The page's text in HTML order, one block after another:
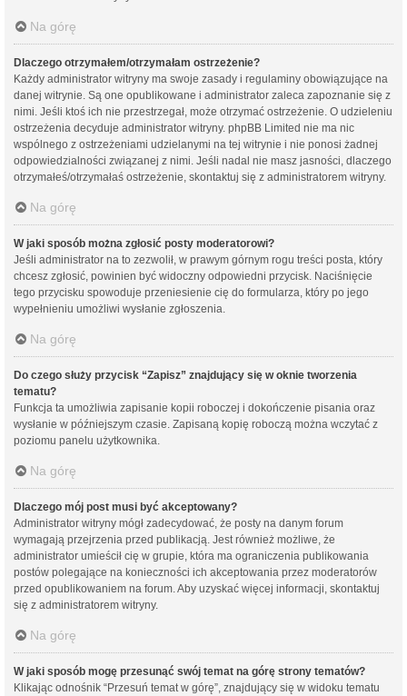
Na górę
Dlaczego otrzymałem/otrzymałam ostrzeżenie?
Każdy administrator witryny ma swoje zasady i regulaminy obowiązujące na
danej witrynie. Są one opublikowane i administrator zaleca zapoznanie się z
nimi. Jeśli ktoś ich nie przestrzegał, może otrzymać ostrzeżenie. O udzieleniu
ostrzeżenia decyduje administrator witryny. phpBB Limited nie ma nic
wspólnego z ostrzeżeniami udzielanymi na tej witrynie i nie ponosi żadnej
odpowiedzialności związanej z nimi. Jeśli nadal nie masz jasności, dlaczego
otrzymałeś/otrzymałaś ostrzeżenie, skontaktuj się z administratorem witryny.
Na górę
W jaki sposób można zgłosić posty moderatorowi?
Jeśli administrator na to zezwolił, w prawym górnym rogu treści posta, który
chcesz zgłosić, powinien być widoczny odpowiedni przycisk. Naciśnięcie
tego przycisku spowoduje przeniesienie cię do formularza, który po jego
wypełnieniu umożliwi wysłanie zgłoszenia.
Na górę
Do czego służy przycisk “Zapisz” znajdujący się w oknie tworzenia
tematu?
Funkcja ta umożliwia zapisanie kopii roboczej i dokończenie pisania oraz
wysłanie w późniejszym czasie. Zapisaną kopię roboczą można wczytać z
poziomu panelu użytkownika.
Na górę
Dlaczego mój post musi być akceptowany?
Administrator witryny mógł zadecydować, że posty na danym forum
wymagają przejrzenia przed publikacją. Jest również możliwe, że
administrator umieścił cię w grupie, która ma ograniczenia publikowania
postów polegające na konieczności ich akceptowania przez moderatorów
przed opublikowaniem na forum. Aby uzyskać więcej informacji, skontaktuj
się z administratorem witryny.
Na górę
W jaki sposób mogę przesunąć swój temat na górę strony tematów?
Klikając odnośnik “Przesuń temat w górę”, znajdujący się w widoku tematu